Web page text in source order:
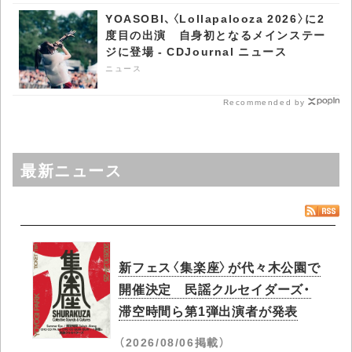
YOASOBI、〈Lollapalooza 2026〉に2
度目の出演 自身初となるメインステー
ジに登場 - CDJournal ニュース
ニュース
Recommended by
最新ニュース
新フェス〈集楽座〉が代々木公園で
開催決定 民謡クルセイダーズ・
滞空時間ら第1弾出演者が発表
（2026/08/06掲載）